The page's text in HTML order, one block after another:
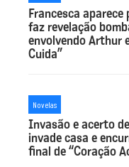
Francesca aparece
faz revelação
envolvendo Arthur
Cuida”
Novelas
Invasão e acerto
invade casa e
final de “Coração